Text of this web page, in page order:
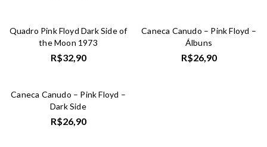
Quadro Pink Floyd Dark Side of
the Moon 1973
R$32,90
Caneca Canudo – Pink Floyd –
Álbuns
R$26,90
Caneca Canudo – Pink Floyd –
Dark Side
R$26,90